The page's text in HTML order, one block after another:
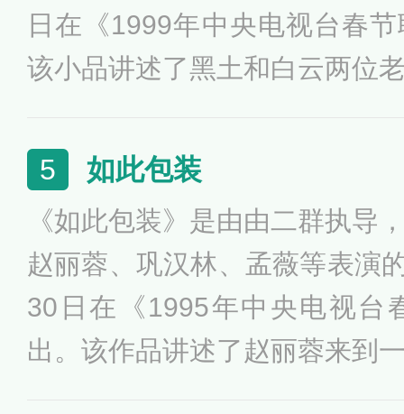
日在《1999年中央电视台春
该小品讲述了黑土和白云两位
的故事。
5 如此包装
《如此包装》是由由二群执导
赵丽蓉、巩汉林、孟薇等表演
30日在《1995年中央电视台
出。该作品讲述了赵丽蓉来到